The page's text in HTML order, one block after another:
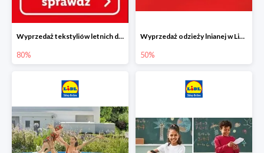
Wyprzedaż tekstyliów letnich dla dzieci w Lidlu Online do -80%
80%
Wyprzedaż odzieży lnianej w Lidlu Online do -50%
50%